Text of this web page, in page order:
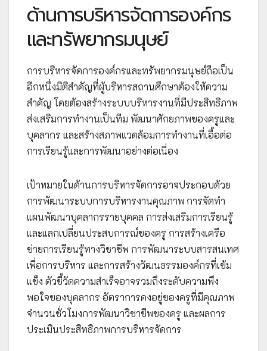
ด้านการบริหารจัดการองค์กร
และทรัพยากรมนุษย์
การบริหารจัดการองค์กรและทรัพยากรมนุษย์ถือเป็น
อีกหนึ่งมิติสำคัญที่ผู้บริหารสถานศึกษาต้องให้ความ
สำคัญ โดยต้องสร้างระบบบริหารงานที่มีประสิทธิภาพ
ส่งเสริมการทำงานเป็นทีม พัฒนาศักยภาพของครูและ
บุคลากร และสร้างสภาพแวดล้อมการทำงานที่เอื้อต่อ
การเรียนรู้และการพัฒนาอย่างต่อเนื่อง
เป้าหมายในด้านการบริหารจัดการอาจประกอบด้วย
การพัฒนาระบบการบริหารงานคุณภาพ การจัดทำ
แผนพัฒนาบุคลากรรายบุคคล การส่งเสริมการเรียนรู้
และแลกเปลี่ยนประสบการณ์ของครู การสร้างเครือ
ข่ายการเรียนรู้ทางวิชาชีพ การพัฒนาระบบสารสนเทศ
เพื่อการบริหาร และการสร้างวัฒนธรรมองค์กรที่เข้ม
แข็ง ตัวชี้วัดความสำเร็จอาจรวมถึงระดับความพึง
พอใจของบุคลากร อัตราการคงอยู่ของครูที่มีคุณภาพ
จำนวนชั่วโมงการพัฒนาวิชาชีพของครู และผลการ
ประเมินประสิทธิภาพการบริหารจัดการ